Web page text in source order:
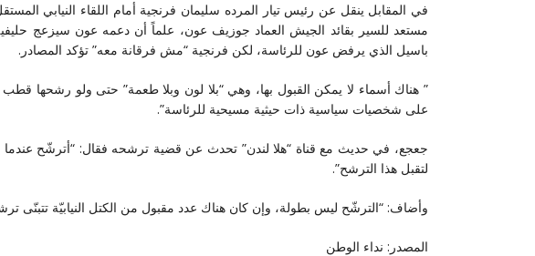
في المقابل ينقل عن رئيس تيار المرده سليمان فرنجية أمام اللقاء النيابي
مستعد للسير بقائد الجيش العماد جوزيف عون، علماً أن دعمه عون سيزعج
باسيل الذي يرفض عون للرئاسة، لكن فرنجية “مش فرقانة معه” تؤكد المصادر.
” هناك أسماء لا يمكن القبول بها، وهي “بلا لون وبلا طعمة” حتى ولو رشحها
على شخصيات سياسية ذات حيثية مسيحية للرئاسة”.
جعجع، في حديث مع قناة “هلا لندن” تحدث عن قضية ترشحه فقال: “أترشّح عندما
لتقبل هذا الترشح”.
وأضاف: “الترشّح ليس بطولة، وإن كان هناك عدد مقبول من الكتل النيابيّة تتبنّى
المصدر: نداء الوطن